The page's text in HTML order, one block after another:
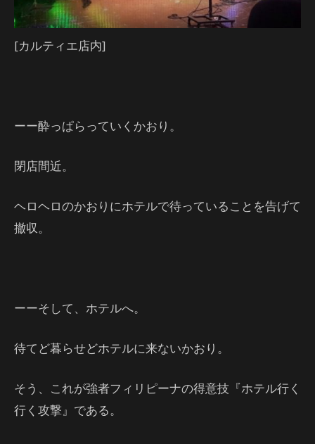
[カルティエ店内]
ーー酔っぱらっていくかおり。
閉店間近。
ヘロヘロのかおりにホテルで待っていることを告げて
撤収。
ーーそして、ホテルへ。
待てど暮らせどホテルに来ないかおり。
そう、これが強者フィリピーナの得意技『ホテル行く
行く攻撃』である。